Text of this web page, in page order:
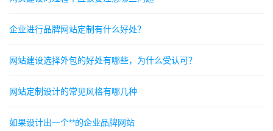
企业进行品牌网站定制有什么好处？
网站建设选择外包的好处有哪些，为什么受认可？
网站定制设计的常见风格有哪几种
如果设计出一个**的企业品牌网站